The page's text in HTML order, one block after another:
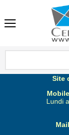
Site
Mobile
Lundi